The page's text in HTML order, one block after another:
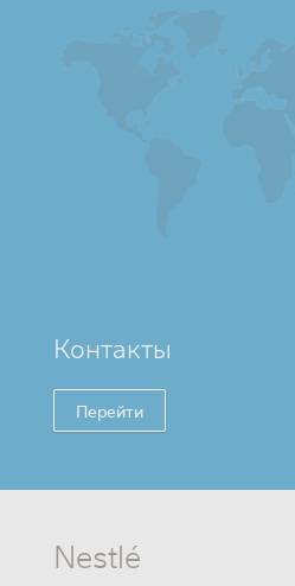
Контакты
Перейти
Nestlé